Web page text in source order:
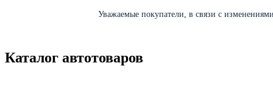
Уважаемые покупатели, в связи с
Каталог автотоваров